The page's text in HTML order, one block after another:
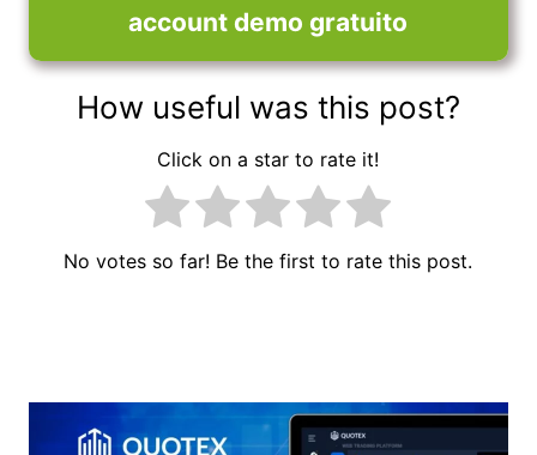
account demo gratuito
How useful was this post?
Click on a star to rate it!
No votes so far! Be the first to rate this post.